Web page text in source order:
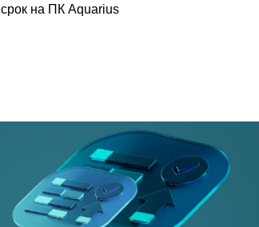
срок на ПК Aquarius